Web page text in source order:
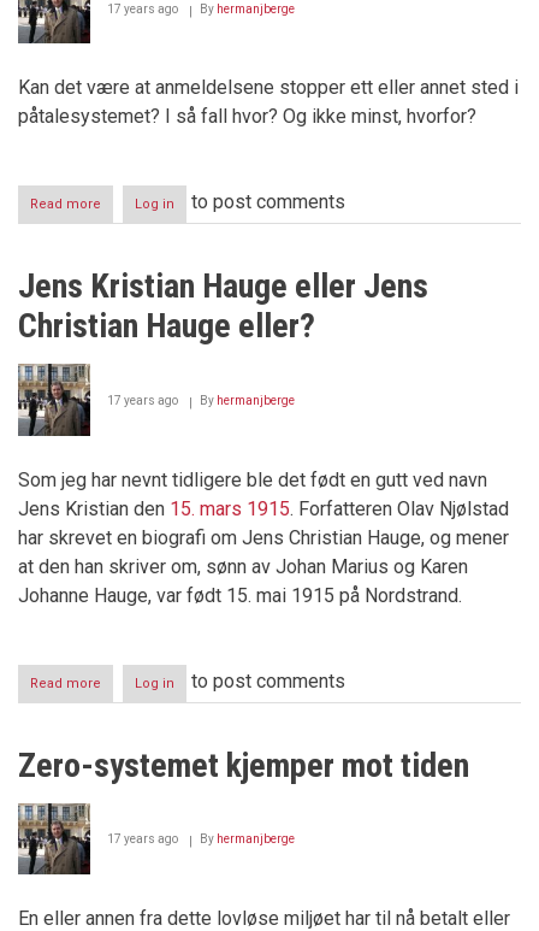
17 years ago By hermanjberge
Kan det være at anmeldelsene stopper ett eller annet sted i
påtalesystemet? I så fall hvor? Og ikke minst, hvorfor?
Read more
Hvem
Påtalemakten
kriminelle
Log in to post comments
Jens Kristian Hauge eller Jens
Christian Hauge eller?
17 years ago By hermanjberge
Som jeg har nevnt tidligere ble det født en gutt ved navn
Jens Kristian den 15. mars 1915. Forfatteren Olav Njølstad
har skrevet en biografi om Jens Christian Hauge, og mener
at den han skriver om, sønn av Johan Marius og Karen
Johanne Hauge, var født 15. mai 1915 på Nordstrand.
Read more about
Jens
eller
Jens
eller?
Log in to post comments
Zero-systemet kjemper mot tiden
17 years ago By hermanjberge
En eller annen fra dette lovløse miljøet har til nå betalt eller